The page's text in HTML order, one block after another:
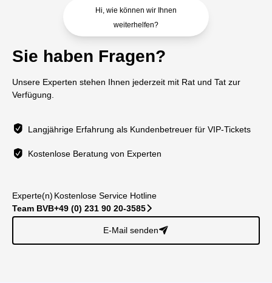
Hi, wie können wir Ihnen
weiterhelfen?
Sie haben Fragen?
Unsere Experten stehen Ihnen jederzeit mit Rat und Tat zur
Verfügung.
Langjährige Erfahrung als Kundenbetreuer für VIP-Tickets
Kostenlose Beratung von Experten
Experte(n)
Team BVB
Kostenlose Service Hotline
+49 (0) 231 90 20-3585􀆊
E-Mail senden􀈠